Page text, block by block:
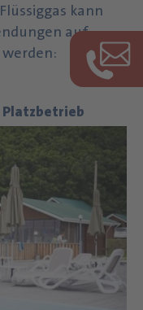
kann
auf